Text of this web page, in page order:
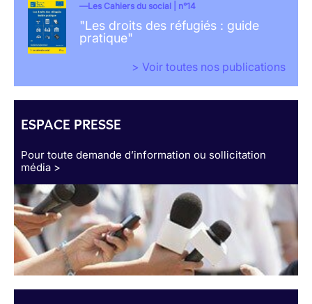
Les Cahiers du social | n°14
"Les droits des réfugiés : guide
pratique"
> Voir toutes nos publications
ESPACE PRESSE
Pour toute demande d’information ou sollicitation
média >